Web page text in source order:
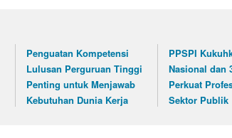
Penguatan Kompetensi
Lulusan Perguruan Tinggi
Penting untuk Menjawab
Kebutuhan Dunia Kerja
PPSPI
Nasional dan
Perkuat
Sektor Publik